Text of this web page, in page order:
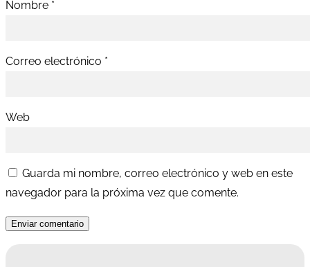
Nombre *
Correo electrónico *
Web
Guarda mi nombre, correo electrónico y web en este
navegador para la próxima vez que comente.
Enviar comentario